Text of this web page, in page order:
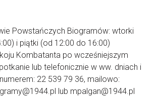
Powstańczych Biogramów: wtorki
i piątki (od 12:00 do 16:00)
Kombatanta po wcześniejszym
lub telefonicznie w ww. dniach i
22 539 79 36, mailowo:
lub mpalgan@1944.pl